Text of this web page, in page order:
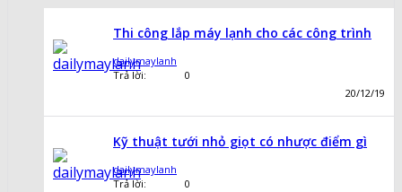
Thi công lắp máy lạnh cho các công trình
dailymaylanh
Trả lời:
0
20/12/19
Kỹ thuật tưới nhỏ giọt có nhược điểm gì
dailymaylanh
Trả lời:
0